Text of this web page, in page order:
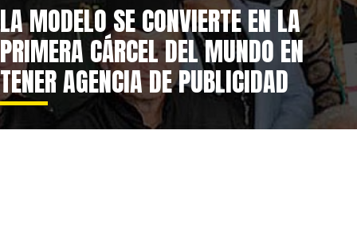
LA MODELO SE CONVIERTE EN LA
PRIMERA CÁRCEL DEL MUNDO EN
TENER AGENCIA DE PUBLICIDAD